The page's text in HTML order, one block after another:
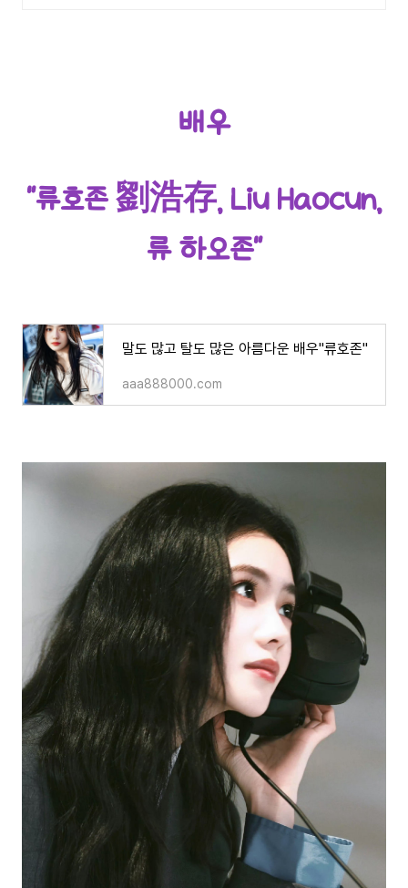
배우
"류호존 劉浩存, Liu Haocun,
류 하오존"
말도 많고 탈도 많은 아름다운 배우"류호존"
aaa888000.com